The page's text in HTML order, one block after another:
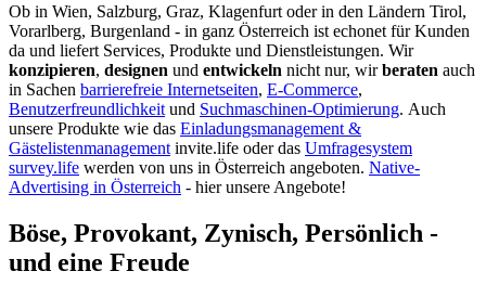
Ob in Wien, Salzburg, Graz, Klagenfurt oder in den Ländern Tirol,
Vorarlberg, Burgenland - in ganz Österreich ist echonet für Kunden
da und liefert Services, Produkte und Dienstleistungen. Wir
konzipieren, designen und entwickeln nicht nur, wirberaten auch
in Sachen barrierefreie Internetseiten, E-Commerce,
Benutzerfreundlichkeit und Suchmaschinen-Optimierung. Auch
unsere Produkte wie das Einladungsmanagement &
Gästelistenmanagement invite.life oder das Umfragesystem
survey.life werden von uns in Österreich angeboten. Native-
Advertising in Österreich - hier unsere Angebote!
Böse, Provokant, Zynisch, Persönlich -
und eine Freude